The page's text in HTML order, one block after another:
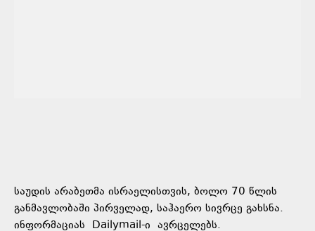
საუდის არაბეთმა ისრაელისთვის, ბოლო 70 წლის
განმავლობაში პირველად, საჰაერო სივრცე გახსნა.
ინფორმაციას Dailymail-ი ავრცელებს.